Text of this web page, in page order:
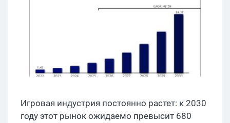
Игровая индустрия постоянно растет: к 2030
году этот рынок ожидаемо превысит 680